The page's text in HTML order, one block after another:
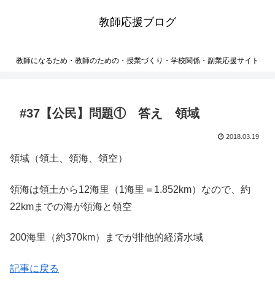
教師応援ブログ
教師になるため・教師のための・授業づくり・学校関係・副業応援サイト
#37【公民】問題① 答え 領域
2018.03.19
領域（領土、領海、領空）
領海は領土から12海里（1海里＝1.852km）なので、約
22kmまでの海が領海と領空
200海里（約370km）までが排他的経済水域
記事に戻る